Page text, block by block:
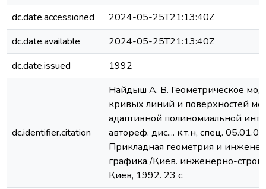
dc.date.accessioned
2024-05-25T21:13:40Z
dc.date.available
2024-05-25T21:13:40Z
dc.date.issued
1992
dc.identifier.citation
Найдыш А. В. Геометрическое
кривых линий и поверхностей
адаптивной полиномиальной
автореф. дис.... к.т.н, спец.
Прикладная геометрия и
графика./Киев. инженерно-
Киев, 1992. 23 с.